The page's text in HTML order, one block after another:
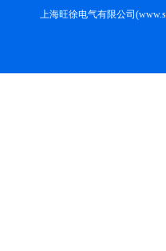
上海旺徐电气有限公司